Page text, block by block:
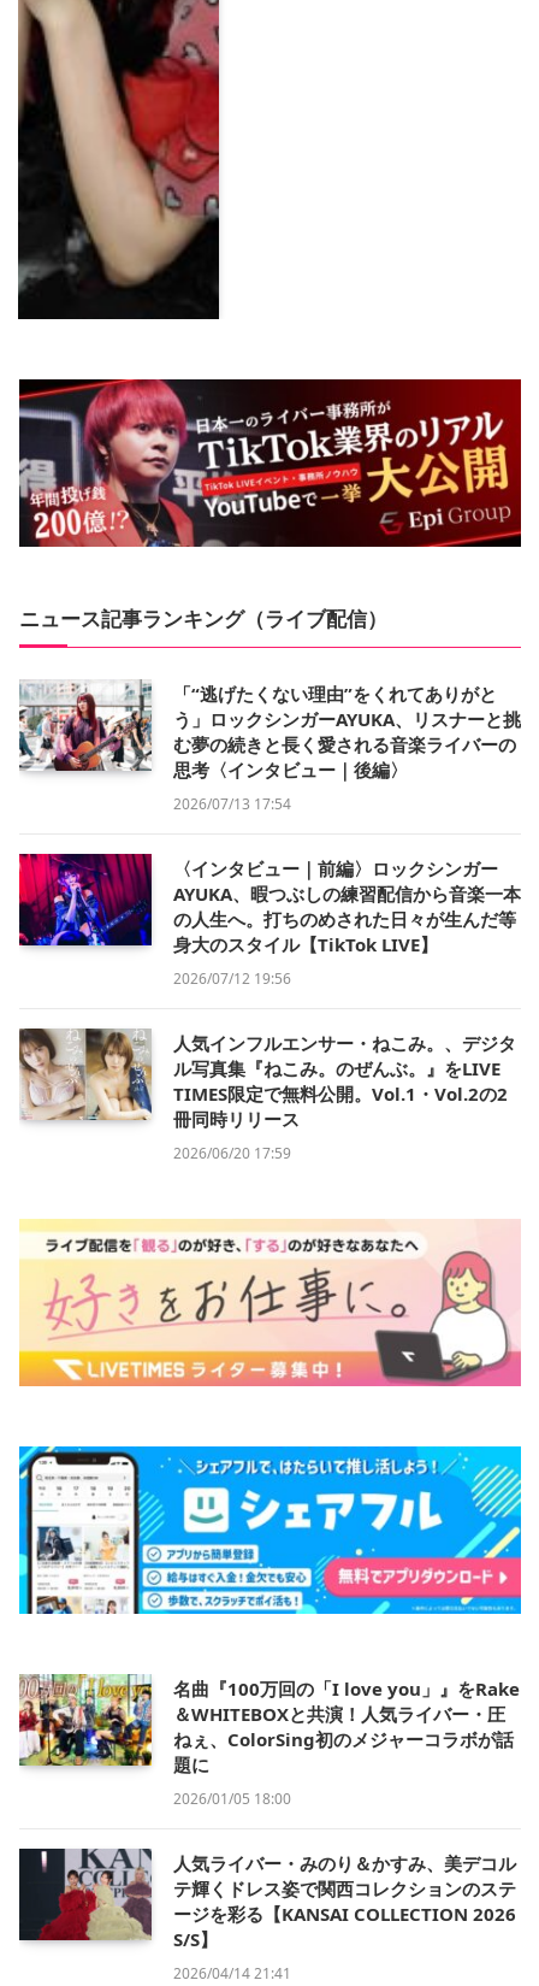
ニュース記事ランキング（ライブ配信）
「“逃げたくない理由”をくれてありがと
う」ロックシンガーAYUKA、リスナーと挑
む夢の続きと長く愛される音楽ライバーの
思考〈インタビュー｜後編〉
2026/07/13 17:54
〈インタビュー｜前編〉ロックシンガー
AYUKA、暇つぶしの練習配信から音楽一本
の人生へ。打ちのめされた日々が生んだ等
身大のスタイル【TikTok LIVE】
2026/07/12 19:56
人気インフルエンサー・ねこみ。、デジタ
ル写真集『ねこみ。のぜんぶ。』をLIVE
TIMES限定で無料公開。Vol.1・Vol.2の2
冊同時リリース
2026/06/20 17:59
名曲『100万回の「I love you」』をRake
＆WHITEBOXと共演！人気ライバー・圧
ねぇ、ColorSing初のメジャーコラボが話
題に
2026/01/05 18:00
人気ライバー・みのり＆かすみ、美デコル
テ輝くドレス姿で関西コレクションのステ
ージを彩る【KANSAI COLLECTION 2026
S/S】
2026/04/14 21:41